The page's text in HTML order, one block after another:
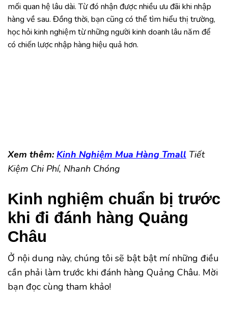
mối quan hệ lâu dài. Từ đó nhận được nhiều ưu đãi khi nhập
hàng về sau. Đồng thời, bạn cũng có thể tìm hiểu thị trường,
học hỏi kinh nghiệm từ những người kinh doanh lâu năm để
có chiến lược nhập hàng hiệu quả hơn.
Xem thêm: Kinh Nghiệm Mua Hàng Tmall Tiết
Kiệm Chi Phí, Nhanh Chóng
Kinh nghiệm chuẩn bị trước
khi đi đánh hàng Quảng
Châu
Ở nội dung này, chúng tôi sẽ bật bật mí những điều
cần phải làm trước khi đánh hàng Quảng Châu. Mời
bạn đọc cùng tham khảo!